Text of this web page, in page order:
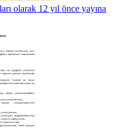
olarak 12 yıl önce yayına